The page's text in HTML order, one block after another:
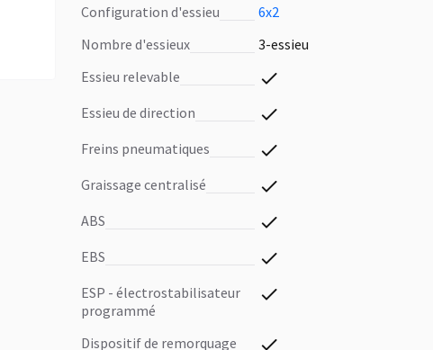
configuration d'essieu
6x2
nombre d'essieux
3-essieu
essieu relevable
essieu de direction
freins pneumatiques
graissage centralisé
ABS
EBS
ESP - électrostabilisateur
programmé
dispositif de remorquage